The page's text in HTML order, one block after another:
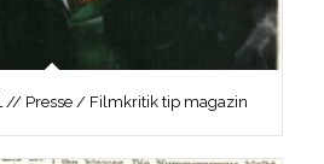
// Presse / Filmkritik tip magazin